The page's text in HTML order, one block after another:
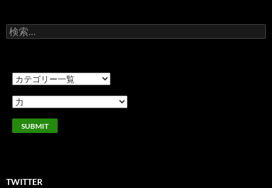
検
索:
TWITTER